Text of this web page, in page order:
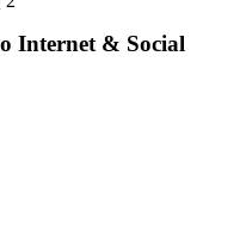
Internet & Social